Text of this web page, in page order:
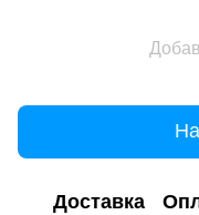
Доставка